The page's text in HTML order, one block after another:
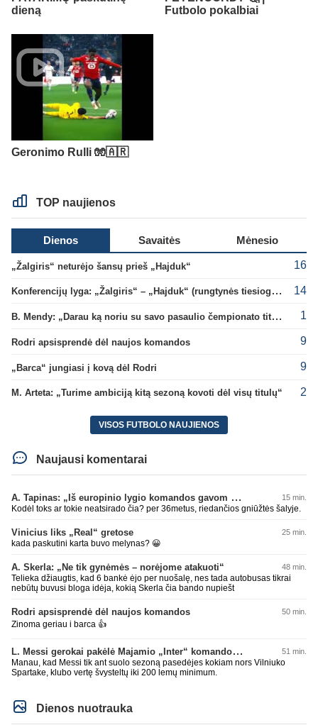
dieną
Futbolo pokalbiai
Geronimo Rulli 🧤🇦🇷
TOP naujienos
Dienos Savaitės Mėnesio
„Žalgiris“ neturėjo šansų prieš „Hajduk“ 16
Konferencijų lyga: „Žalgiris“ – „Hajduk“ (rungtynės tiesiogiai) 14
B. Mendy: „Darau ką noriu su savo pasaulio čempionato titulu“ 1
Rodri apsisprendė dėl naujos komandos 9
„Barca“ jungiasi į kovą dėl Rodri 9
M. Arteta: „Turime ambiciją kitą sezoną kovoti dėl visų titulų“ 2
VISOS FUTBOLO NAUJIENOS
Naujausi komentarai
A. Tapinas: „Iš europinio lygio komandos gavom gerų pamokų“ 15 min.
Kodėl toks ar tokie neatsirado čia? per 36metus, riedančios gniūžtės šalyje.
Vinicius liks „Real“ gretose 25 min.
kada paskutini karta buvo melynas? 😀
A. Skerla: „Ne tik gynėmės – norėjome atakuoti“ 48 min.
Telieka džiaugtis, kad 6 bankė ėjo per nuošalę, nes tada autobusas tikrai
nebūtų buvusi bloga idėja, kokią Skerla čia bando nupiešt
Rodri apsisprendė dėl naujos komandos 50 min.
Zinoma geriau i barca 👍
L. Messi gerokai pakėlė Majamio „Inter“ komandos vertę 51 min.
Manau, kad Messi tik ant suolo sezoną pasedėjes kokiam nors Vilniuko
Spartake, klubo vertę švysteltų iki 200 lemų minimum.
Dienos nuotrauka